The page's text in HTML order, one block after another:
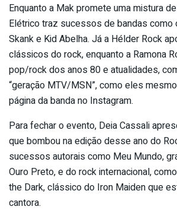
Enquanto a Mak promete uma mistura
Elétrico traz sucessos de bandas como
Skank e Kid Abelha. Já a Hélder Rock
clássicos do rock, enquanto a Ramona
pop/rock dos anos 80 e atualidades,
“geração MTV/MSN”, como eles
página da banda no Instagram.
Para fechar o evento, Deia Cassali
que bombou na edição desse ano do
sucessos autorais como Meu Mundo,
Ouro Preto, e do rock internacional,
the Dark, clássico do Iron Maiden que
cantora.